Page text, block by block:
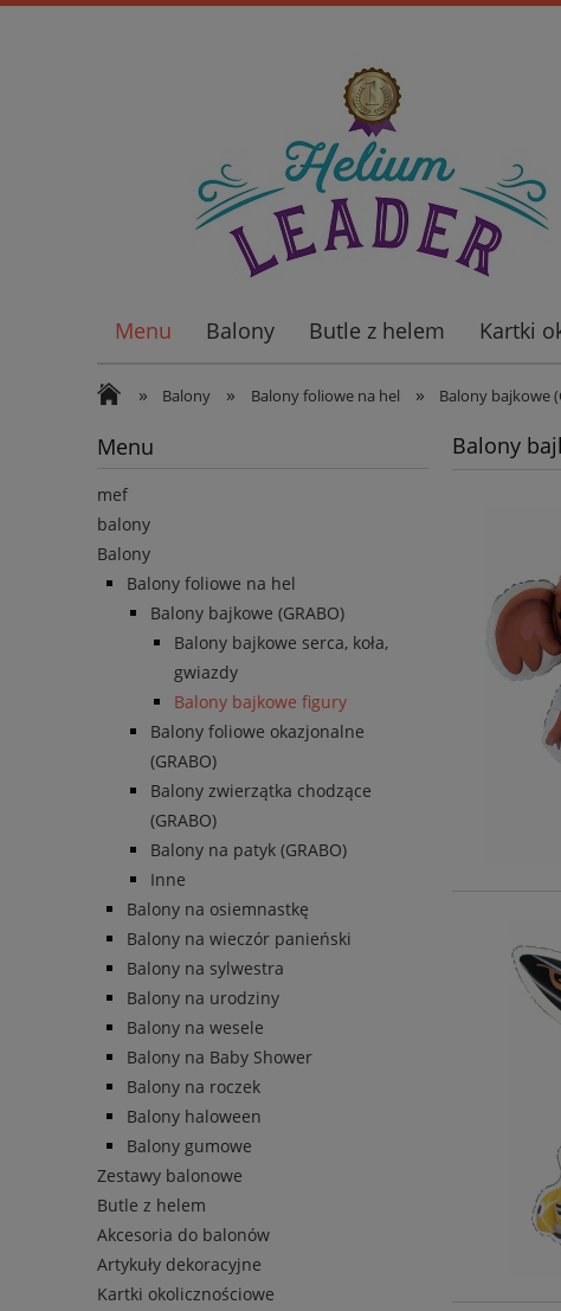
Menu Balony Butle z helem Kartki
Wiatraki ogrodowe
» Balony » Balony foliowe na hel » Balony bajkowe
Menu
mef
balony
Balony
Balony foliowe na hel
Balony bajkowe (GRABO)
Balony bajkowe serca, koła,
gwiazdy
Balony bajkowe figury
Balony foliowe okazjonalne
(GRABO)
Balony zwierzątka chodzące
(GRABO)
Balony na patyk (GRABO)
Inne
Balony na osiemnastkę
Balony na wieczór panieński
Balony na sylwestra
Balony na urodziny
Balony na wesele
Balony na Baby Shower
Balony na roczek
Balony haloween
Balony gumowe
Zestawy balonowe
Butle z helem
Akcesoria do balonów
Artykuły dekoracyjne
Kartki okolicznościowe
Balony